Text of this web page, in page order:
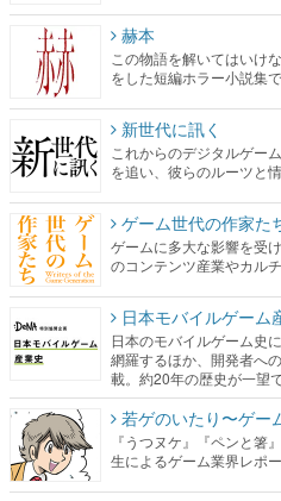
新世代に訊く
これからのデジタルゲー
を追い、彼らのルーツと
ゲーム世代の作家たち
ゲームに多大な影響を受
のコンテンツ産業やカル
日本モバイルゲーム
日本のモバイルゲーム史
網羅するほか、開発者へ
若ゲのいたり〜ゲー
『うつヌケ』『ペンと箸
生によるゲーム業界レポ
なんでゲームは面白
ゲーム開発者・hamatsu
な形から解き明かしてい